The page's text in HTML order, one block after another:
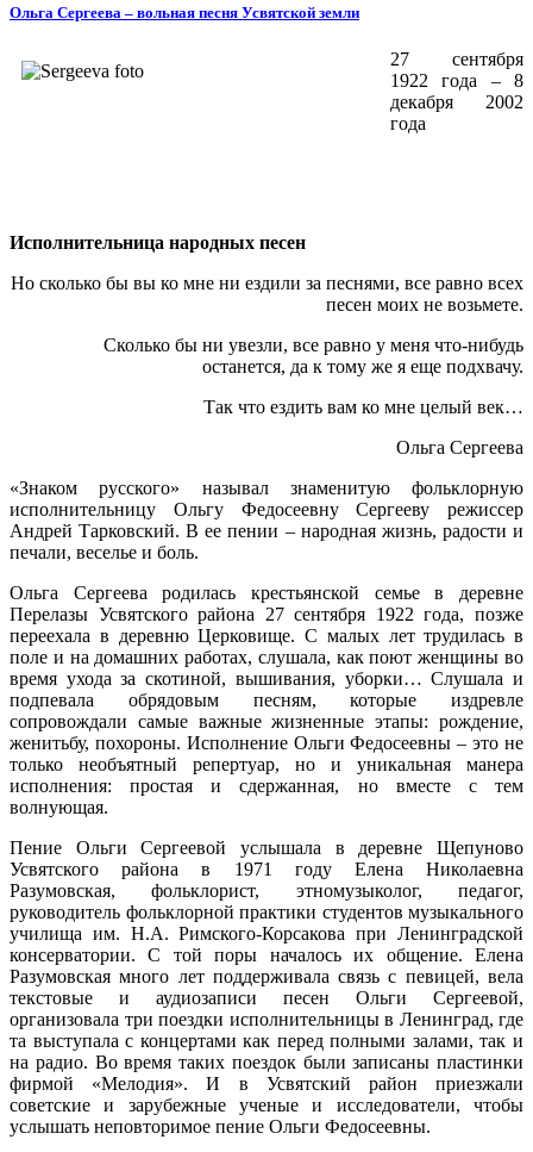
Ольга Сергеева – вольная песня Усвятской земли
27 сентября
1922 года – 8
декабря 2002
года
Исполнительница народных песен
Но сколько бы вы ко мне ни ездили за песнями, все равно всех
песен моих не возьмете.
Сколько бы ни увезли, все равно у меня что-нибудь
останется, да к тому же я еще подхвачу.
Так что ездить вам ко мне целый век…
Ольга Сергеева
«Знаком русского» называл знаменитую фольклорную
исполнительницу Ольгу Федосеевну Сергееву режиссер
Андрей Тарковский. В ее пении – народная жизнь, радости и
печали, веселье и боль.
Ольга Сергеева родилась крестьянской семье в деревне
Перелазы Усвятского района 27 сентября 1922 года, позже
переехала в деревню Церковище. С малых лет трудилась в
поле и на домашних работах, слушала, как поют женщины во
время ухода за скотиной, вышивания, уборки… Слушала и
подпевала обрядовым песням, которые издревле
сопровождали самые важные жизненные этапы: рождение,
женитьбу, похороны. Исполнение Ольги Федосеевны – это не
только необъятный репертуар, но и уникальная манера
исполнения: простая и сдержанная, но вместе с тем
волнующая.
Пение Ольги Сергеевой услышала в деревне Щепуново
Усвятского района в 1971 году Елена Николаевна
Разумовская, фольклорист, этномузыколог, педагог,
руководитель фольклорной практики студентов музыкального
училища им. Н.А. Римского-Корсакова при Ленинградской
консерватории. С той поры началось их общение. Елена
Разумовская много лет поддерживала связь с певицей, вела
текстовые и аудиозаписи песен Ольги Сергеевой,
организовала три поездки исполнительницы в Ленинград, где
та выступала с концертами как перед полными залами, так и
на радио. Во время таких поездок были записаны пластинки
фирмой «Мелодия». И в Усвятский район приезжали
советские и зарубежные ученые и исследователи, чтобы
услышать неповторимое пение Ольги Федосеевны.